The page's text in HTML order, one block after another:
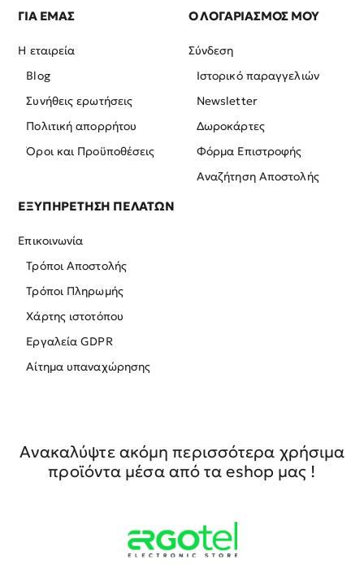
ΓΙΑ ΕΜΑΣ
Η εταιρεία
Blog
Συνήθεις ερωτήσεις
Πολιτική απορρήτου
Όροι και Προϋποθέσεις
Ο ΛΟΓΑΡΙΑΣΜΟΣ ΜΟΥ
Σύνδεση
Ιστορικό παραγγελιών
Newsletter
Δωροκάρτες
Φόρμα Επιστροφής
Αναζήτηση Αποστολής
ΕΞΥΠΗΡΕΤΗΣΗ ΠΕΛΑΤΩΝ
Επικοινωνία
Τρόποι Αποστολής
Τρόποι Πληρωμής
Χάρτης ιστοτόπου
Εργαλεία GDPR
Αίτημα υπαναχώρησης
Ανακαλύψτε ακόμη περισσότερα χρήσιμα
προϊόντα μέσα από τα eshop μας !